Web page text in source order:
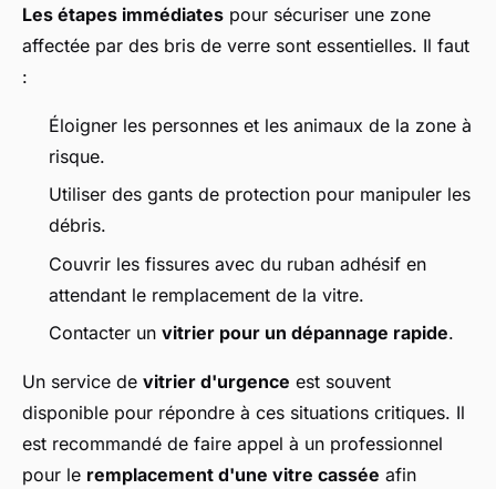
Les étapes immédiates pour sécuriser une zone
affectée par des bris de verre sont essentielles. Il faut
:
Éloigner les personnes et les animaux de la zone à
risque.
Utiliser des gants de protection pour manipuler les
débris.
Couvrir les fissures avec du ruban adhésif en
attendant le remplacement de la vitre.
Contacter un vitrier pour un dépannage rapide.
Un service de vitrier d'urgence est souvent
disponible pour répondre à ces situations critiques. Il
est recommandé de faire appel à un professionnel
pour le remplacement d'une vitre cassée afin